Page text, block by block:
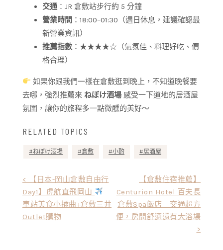
交通 ：JR 倉敷站步行約 5 分鐘
營業時間 ：18:00–01:30（週日休息，建議確認最
新營業資訊）
推薦指數 ：★★★★☆（氣氛佳、料理好吃、價
格合理）
如果你跟我們一樣在倉敷逛到晚上，不知道晚餐要
去哪，強烈推薦來 ねぼけ酒場 感受一下道地的居酒屋
氛圍，讓你的旅程多一點微醺的美好～
RELATED TOPICS
ねぼけ酒場 倉敷 小酌 居酒屋
< 【日本-岡山倉敷自由行
Day1】虎航直飛岡山
車站美食小插曲+倉敷三井
Outlet購物
【倉敷住宿推薦】
Centurion Hotel 百夫長
倉敷Spa飯店｜交通超方
便，房間舒適還有大浴場
>